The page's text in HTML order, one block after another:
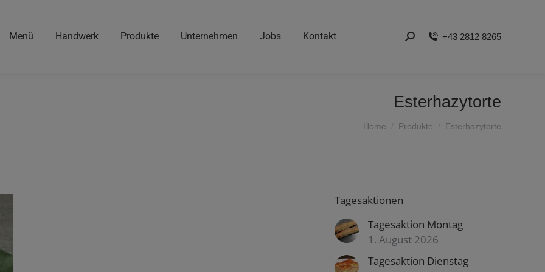
Menü Handwerk Produkte Unternehmen Jobs Kontakt Search: +43 2812 8265
Esterhazytorte
Home Produkte Esterhazytorte
Tagesaktionen
Tagesaktion Montag
1. August 2026
Tagesaktion Dienstag